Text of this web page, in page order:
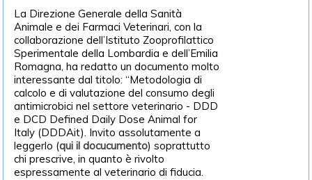
La Direzione Generale della Sanità
Animale e dei Farmaci Veterinari, con la
collaborazione dell’Istituto Zooprofilattico
Sperimentale della Lombardia e dell’Emilia
Romagna, ha redatto un documento molto
interessante dal titolo: “Metodologia di
calcolo e di valutazione del consumo degli
antimicrobici nel settore veterinario - DDD
e DCD Defined Daily Dose Animal for
Italy (DDDAit). Invito assolutamente a
leggerlo (qui il docucumento) soprattutto
chi prescrive, in quanto è rivolto
espressamente al veterinario di fiducia.